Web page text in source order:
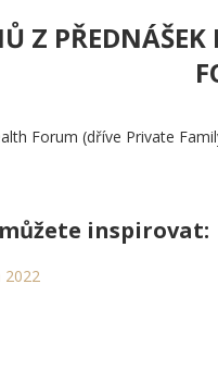
Z
Forum (dříve Private
inspirovat:
2022